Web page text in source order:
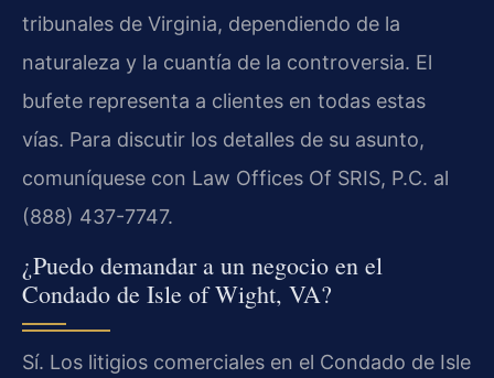
tribunales de Virginia, dependiendo de la
naturaleza y la cuantía de la controversia. El
bufete representa a clientes en todas estas
vías. Para discutir los detalles de su asunto,
comuníquese con Law Offices Of SRIS, P.C. al
(888) 437-7747.
¿Puedo demandar a un negocio en el
Condado de Isle of Wight, VA?
Sí. Los litigios comerciales en el Condado de Isle